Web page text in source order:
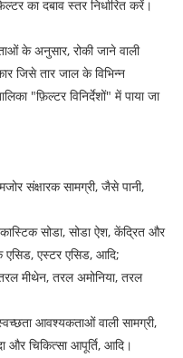
का दबाव स्तर निर्धारित करें।
के अनुसार, रोकी जाने वाली
जिसे तार जाल के विभिन्न
"फ़िल्टर विनिर्देशों" में पाया जा
संक्षारक सामग्री, जैसे पानी,
सोडा, सोडा ऐश, केंद्रित और
एसिड, एस्टर एसिड, आदि;
मीथेन, तरल अमोनिया, तरल
आवश्यकताओं वाली सामग्री,
और चिकित्सा आपूर्ति, आदि।